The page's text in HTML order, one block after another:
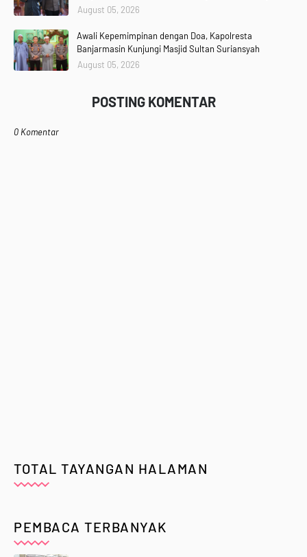
August 05, 2026
Awali Kepemimpinan dengan Doa, Kapolresta
Banjarmasin Kunjungi Masjid Sultan Suriansyah
August 05, 2026
POSTING KOMENTAR
0 Komentar
TOTAL TAYANGAN HALAMAN
PEMBACA TERBANYAK